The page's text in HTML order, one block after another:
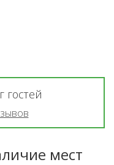
гостей
мест